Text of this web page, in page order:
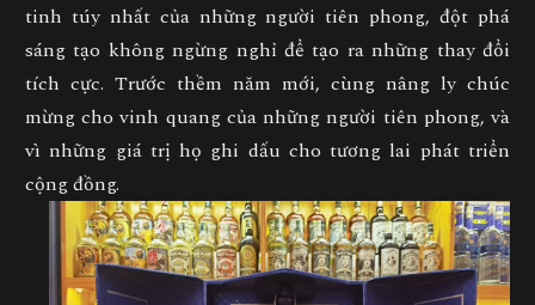
tinh túy nhất của những người tiên phong, đột phá
sáng tạo không ngừng nghỉ để tạo ra những thay đổi
tích cực. Trước thềm năm mới, cùng nâng ly chúc
mừng cho vinh quang của những người tiên phong, và
vì những giá trị họ ghi dấu cho tương lai phát triển
cộng đồng.